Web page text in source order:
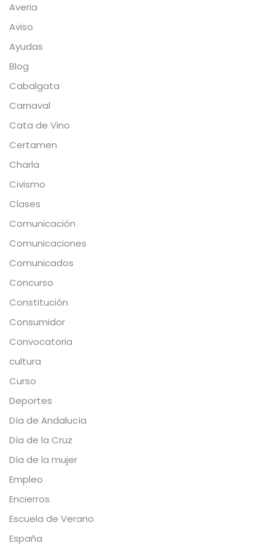
Averia
Aviso
Ayudas
Blog
Cabalgata
Carnaval
Cata de Vino
Certamen
Charla
Civismo
Clases
Comunicación
Comunicaciones
Comunicados
Concurso
Constitución
Consumidor
Convocatoria
cultura
Curso
Deportes
Día de Andalucía
Día de la Cruz
Día de la mujer
Empleo
Encierros
Escuela de Verano
España